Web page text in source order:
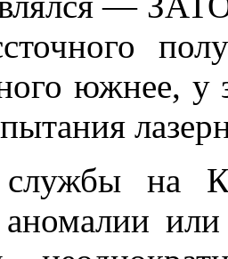
южнее, у
на
аномалии